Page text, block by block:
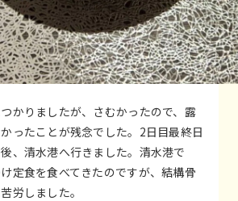
かりましたが、さむかったので、露
ったことが残念でした。2日目最終日
、清水港へ行きました。清水港で
定食を食べてきたのですが、結構骨
労しました。